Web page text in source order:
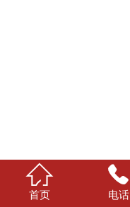

首页

电话